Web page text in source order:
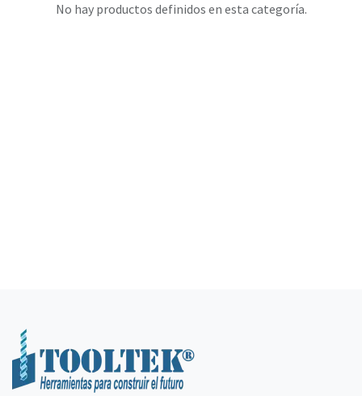
No hay productos definidos en esta categoría.